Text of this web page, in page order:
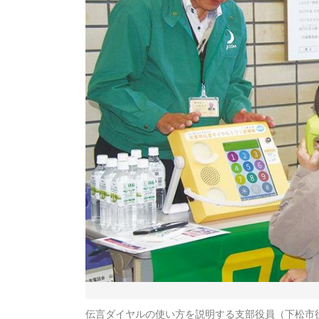
伝言ダイヤルの使い方を説明する支部役員（下松市